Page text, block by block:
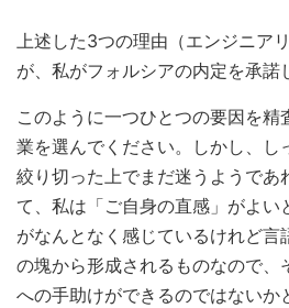
上述した3つの理由（エンジニア
が、私がフォルシアの内定を承諾
このように一つひとつの要因を精
業を選んでください。しかし、し
絞り切った上でまだ迷うようであ
て、私は「ご自身の直感」がよい
がなんとなく感じているけれど言
の塊から形成されるものなので、
への手助けができるのではないか